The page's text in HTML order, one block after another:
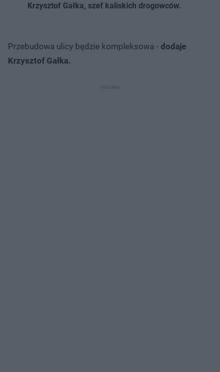
Krzysztof Gałka, szef kaliskich drogowców.
Przebudowa ulicy będzie kompleksowa - dodaje
Krzysztof Gałka.